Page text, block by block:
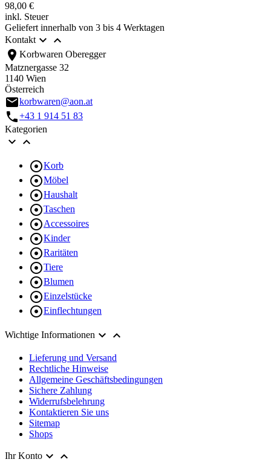
98,00 €
inkl. Steuer
Geliefert innerhalb von 3 bis 4 Werktagen
Kontakt 
location_on Korbwaren Oberegger
Matznergasse 32
1140 Wien
Österreich
emailkorbwaren@aon.at
call+43 1 914 51 83
Kategorien
 
Korb
Möbel
Haushalt
Taschen
Accessoires
Kinder
Raritäten
Tiere
Blumen
Einzelstücke
Einflechtungen
Wichtige Informationen  
Lieferung und Versand
Rechtliche Hinweise
Allgemeine Geschäftsbedingungen
Sichere Zahlung
Widerrufsbelehrung
Kontaktieren Sie uns
Sitemap
Shops
Ihr Konto  